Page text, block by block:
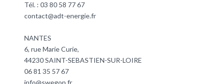
Tél. : 03 80 58 77 67
contact@adt-energie.fr
NANTES
6, rue Marie Curie,
44230 SAINT-SEBASTIEN-SUR-LOIRE
06 81 35 57 67